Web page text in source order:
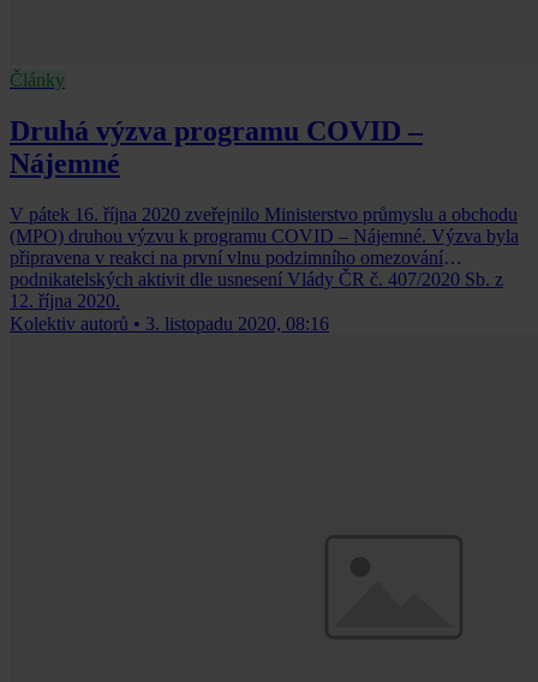
Články
Druhá výzva programu COVID –
Nájemné
V pátek 16. října 2020 zveřejnilo Ministerstvo průmyslu a obchodu
(MPO) druhou výzvu k programu COVID – Nájemné. Výzva byla
připravena v reakci na první vlnu podzimního omezování
podnikatelských aktivit dle usnesení Vlády ČR č. 407/2020 Sb. z
12. října 2020.
Kolektiv autorů • 3. listopadu 2020, 08:16